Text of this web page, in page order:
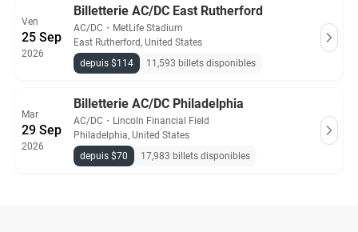
Ven
25 Sep
2026
Billetterie AC/DC East Rutherford
AC/DC ・ MetLife Stadium
East Rutherford, United States
depuis $114
11,593 billets disponibles
Mar
29 Sep
2026
Billetterie AC/DC Philadelphia
AC/DC ・ Lincoln Financial Field
Philadelphia, United States
depuis $70
17,983 billets disponibles